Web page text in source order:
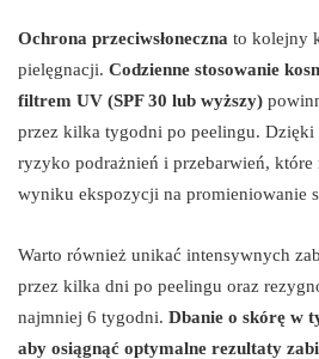
Ochrona przeciwsłoneczna to kolejny
pielęgnacji. Codzienne stosowanie
filtrem UV (SPF 30 lub wyższy)
przez kilka tygodni po peelingu. Dzięki
ryzyko podrażnień i przebarwień, które
wyniku ekspozycji na promieniowanie
Warto również unikać intensywnych
przez kilka dni po peelingu oraz
najmniej 6 tygodni. Dbanie o skórę w
aby osiągnąć optymalne rezultaty